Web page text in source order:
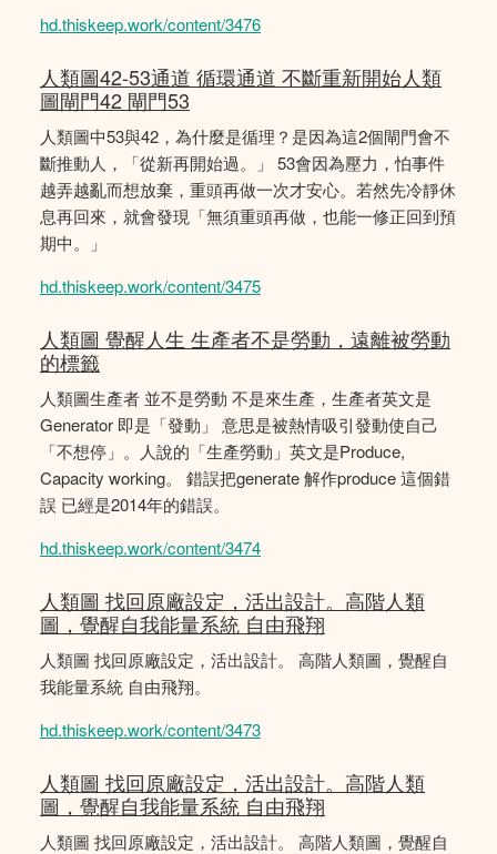
hd.thiskeep.work/content/3476
人類圖42-53通道 循環通道 不斷重新開始人類
圖閘門42 閘門53
人類圖中53與42，為什麼是循理？是因為這2個閘門會不
斷推動人，「從新再開始過。」 53會因為壓力，怕事件
越弄越亂而想放棄，重頭再做一次才安心。若然先冷靜休
息再回來，就會發現「無須重頭再做，也能一修正回到預
期中。」
hd.thiskeep.work/content/3475
人類圖 覺醒人生 生產者不是勞動，遠離被勞動
的標籤
人類圖生產者 並不是勞動 不是來生產，生產者英文是
Generator 即是「發動」 意思是被熱情吸引發動使自己
「不想停」。人說的「生產勞動」英文是Produce,
Capacity working。 錯誤把generate 解作produce 這個錯
誤 已經是2014年的錯誤。
hd.thiskeep.work/content/3474
人類圖 找回原廠設定，活出設計。高階人類
圖，覺醒自我能量系統 自由飛翔
人類圖 找回原廠設定，活出設計。 高階人類圖，覺醒自
我能量系統 自由飛翔。
hd.thiskeep.work/content/3473
人類圖 找回原廠設定，活出設計。高階人類
圖，覺醒自我能量系統 自由飛翔
人類圖 找回原廠設定，活出設計。 高階人類圖，覺醒自